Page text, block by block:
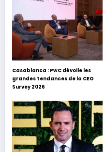
Casablanca : PwC dévoile les
grandes tendances de la CEO
Survey 2026